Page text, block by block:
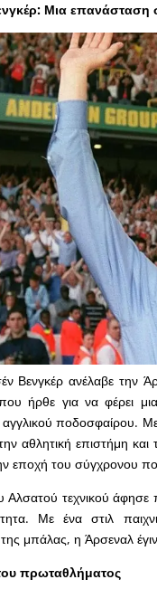
Μια επανάσταση
Βενγκέρ ανέλαβε την
ήρθε για να φέρει
ποδοσφαίρου.
την αθλητική επιστήμη
εποχή του σύγχρονου
τεχνικού άφησε
Με ένα στιλ
μπάλας, η Άρσεναλ
πρωταθλήματος